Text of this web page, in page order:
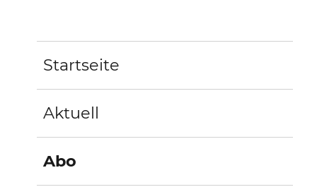
Startseite
Aktuell
Abo